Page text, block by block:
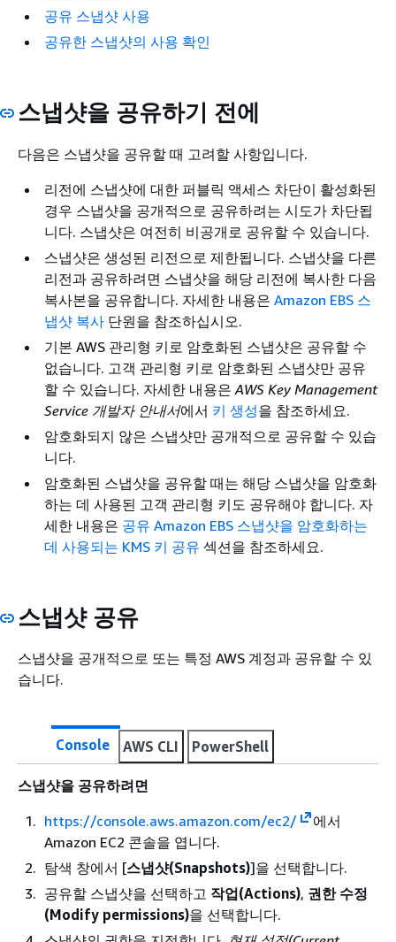
공유 스냅샷 사용
공유한 스냅샷의 사용 확인
스냅샷을 공유하기 전에
다음은 스냅샷을 공유할 때 고려할 사항입니다.
리전에 스냅샷에 대한 퍼블릭 액세스 차단이 활성화된
경우 스냅샷을 공개적으로 공유하려는 시도가 차단됩
니다. 스냅샷은 여전히 비공개로 공유할 수 있습니다.
스냅샷은 생성된 리전으로 제한됩니다. 스냅샷을 다른
리전과 공유하려면 스냅샷을 해당 리전에 복사한 다음
복사본을 공유합니다. 자세한 내용은 Amazon EBS 스
냅샷 복사 단원을 참조하십시오.
기본 AWS 관리형 키로 암호화된 스냅샷은 공유할 수
없습니다. 고객 관리형 키로 암호화된 스냅샷만 공유
할 수 있습니다. 자세한 내용은 AWS Key Management
Service 개발자 안내서에서 키 생성을 참조하세요.
암호화되지 않은 스냅샷만 공개적으로 공유할 수 있습
니다.
암호화된 스냅샷을 공유할 때는 해당 스냅샷을 암호화
하는 데 사용된 고객 관리형 키도 공유해야 합니다. 자
세한 내용은 공유 Amazon EBS 스냅샷을 암호화하는
데 사용되는 KMS 키 공유 섹션을 참조하세요.
스냅샷 공유
스냅샷을 공개적으로 또는 특정 AWS 계정과 공유할 수 있
습니다.
Console AWS CLI PowerShell
스냅샷을 공유하려면
https://console.aws.amazon.com/ec2/
에서
Amazon EC2 콘솔을 엽니다.
탐색 창에서 [스냅샷(Snapshots)]을 선택합니다.
공유할 스냅샷을 선택하고 작업(Actions), 권한 수정
(Modify permissions)을 선택합니다.